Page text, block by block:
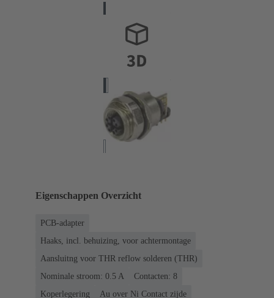
Eigenschappen Overzicht
PCB-adapter
Haaks, incl. behuizing, voor achtermontage
Aansluitng voor THR reflow solderen (THR)
Nominale stroom: ‌0.5 A
Contacten: 8
Koperlegering
Au over Ni Contact zijde